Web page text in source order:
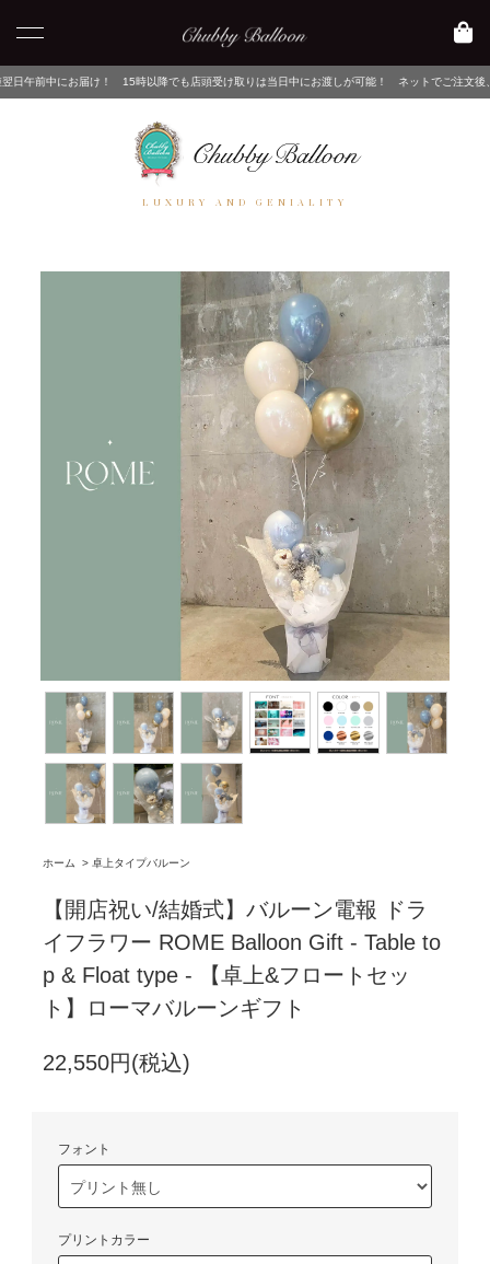
時以降でも店頭受け取りは当日中にお渡しが可能！ ネットでご注文後、店舗でピックアップ
LUXURY AND GENIALITY
ホーム >卓上タイプバルーン
【開店祝い/結婚式】バルーン電報 ドラ
イフラワー ROME Balloon Gift - Table to
p & Float type - 【卓上&フロートセッ
ト】ローマバルーンギフト
22,550円(税込)
フォント
プリントカラー